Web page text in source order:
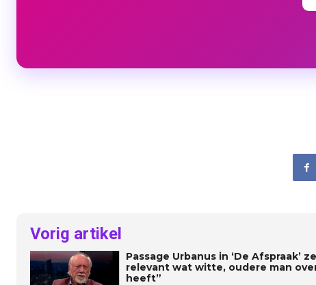
Vorig artikel
Passage Urbanus in ‘De Afspraak’
relevant wat witte, oudere man
heeft”